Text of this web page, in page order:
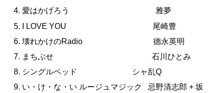
愛はかげろう 雅夢
I LOVE YOU 尾崎豊
壊れかけのRadio 德永英明
まちぶせ 石川ひとみ
シングルベッド シャ乱Q
い・け・な・い ルージュマジック 忌野清志郎 + 坂